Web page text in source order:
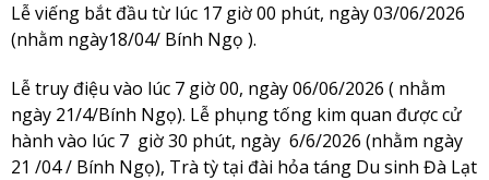
Lễ viếng bắt đầu từ lúc 17 giờ 00 phút, ngày 03/06/2026
(nhằm ngày18/04/ Bính Ngọ ).
Lễ truy điệu vào lúc 7 giờ 00, ngày 06/06/2026 ( nhằm
ngày 21/4/Bính Ngọ). Lễ phụng tống kim quan được cử
hành vào lúc 7 giờ 30 phút, ngày 6/6/2026 (nhằm ngày
21 /04 / Bính Ngọ), Trà tỳ tại đài hỏa táng Du sinh Đà Lạt